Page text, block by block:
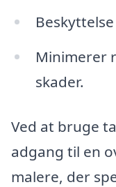
Minimerer
skader.
Ved at bruge
adgang til en
malere, der